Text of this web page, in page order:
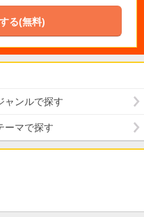
る(無料)
ャンルで探す
ーマで探す